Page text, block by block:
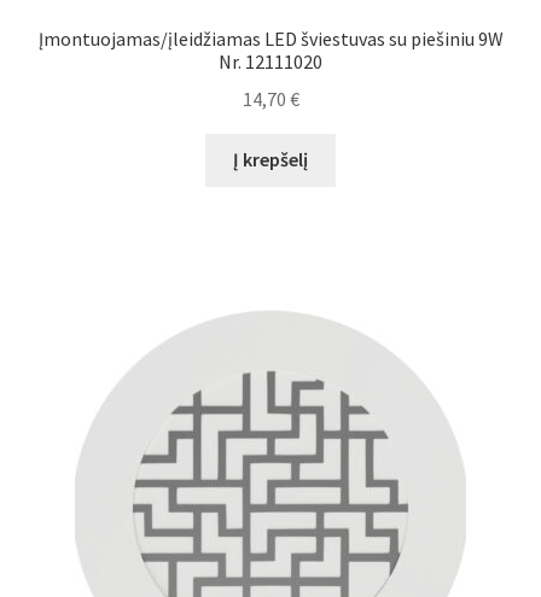
Įmontuojamas/įleidžiamas LED šviestuvas su piešiniu 9W
Nr. 12111020
14,70 €
Į krepšelį